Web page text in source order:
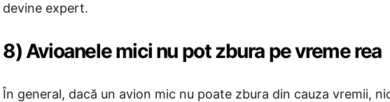
devine expert.
8) Avioanele mici nu pot zbura pe vreme rea
În general, dacă un avion mic nu poate zbura din cauza vremii,